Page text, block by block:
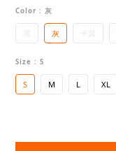
Color : 灰
灰
Size : S
S M L XL